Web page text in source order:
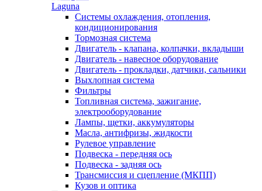
Laguna
Системы охлаждения, отопления,
кондиционирования
Тормозная система
Двигатель - клапана, колпачки, вкладыши
Двигатель - навесное оборудование
Двигатель - прокладки, датчики, сальники
Выхлопная система
Фильтры
Топливная система, зажигание,
электрооборудование
Лампы, щетки, аккумуляторы
Масла, антифризы, жидкости
Рулевое управление
Подвеска - передняя ось
Подвеска - задняя ось
Трансмиссия и сцепление (МКПП)
Кузов и оптика